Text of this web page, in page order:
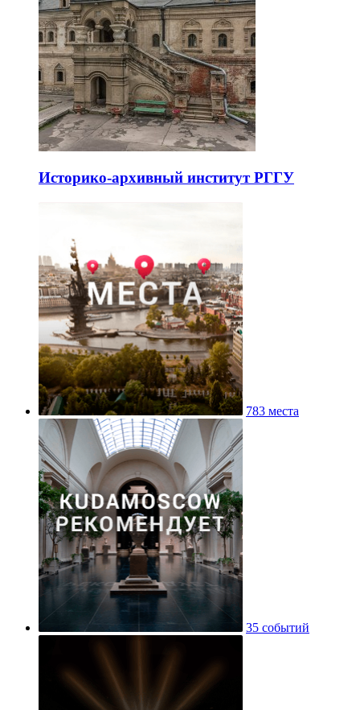
Историко-архивный институт РГГУ
783 места
35 событий